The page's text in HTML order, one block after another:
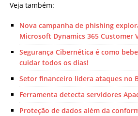
Veja também:
Nova campanha de phishing
Microsoft Dynamics 365 Customer
Segurança Cibernética é como
cuidar todos os dias!
Setor financeiro lidera ataques no
Ferramenta detecta servidores
Proteção de dados além da